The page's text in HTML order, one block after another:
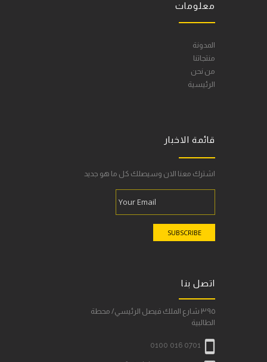
معلومات
المدونة
منتجاتنا
من نحن
الرئيسية
قائمة الاخبار
اشترك معنا الان وسيصلك كل ما هو جديد
اتصل بنا
٣٩٥ شارع الملك فيصل الرئيسي/ محطة
الطالبية
0100 016 0701 